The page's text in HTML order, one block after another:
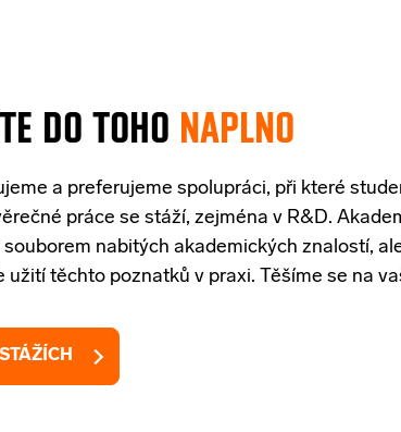
DO TOHO NAPLNO
a preferujeme spolupráci, při které
práce se stáží, zejména v R&D.
souborem nabitých akademických znalostí,
užití těchto poznatků v praxi. Těšíme se na